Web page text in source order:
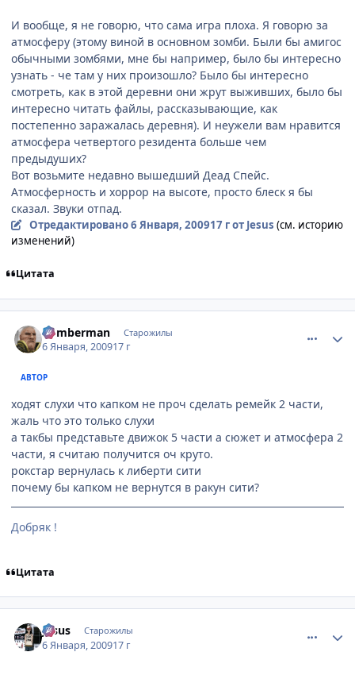
И вообще, я не говорю, что сама игра плоха. Я говорю за
атмосферу (этому виной в основном зомби. Были бы амигос
обычными зомбями, мне бы например, было бы интересно
узнать - че там у них произошло? Было бы интересно
смотреть, как в этой деревни они жрут выживших, было бы
интересно читать файлы, рассказывающие, как
постепенно заражалась деревня). И неужели вам нравится
атмосфера четвертого резидента больше чем
предыдуших?
Вот возьмите недавно вышедший Деад Спейс.
Атмосферность и хоррор на высоте, просто блеск я бы
сказал. Звуки отпад.
Отредактировано6 Января, 200917 гот Jesus (см. историю
изменений)
Цитата
Bomberman Старожилы
6 Января, 200917 г
АВТОР
ходят слухи что капком не проч сделать ремейк 2 части,
жаль что это только слухи
а такбы представьте движок 5 части а сюжет и атмосфера 2
части, я считаю получится оч круто.
рокстар вернулась к либерти сити
почему бы капком не вернутся в ракун сити?
Добряк !
Цитата
Jesus Старожилы
6 Января, 200917 г